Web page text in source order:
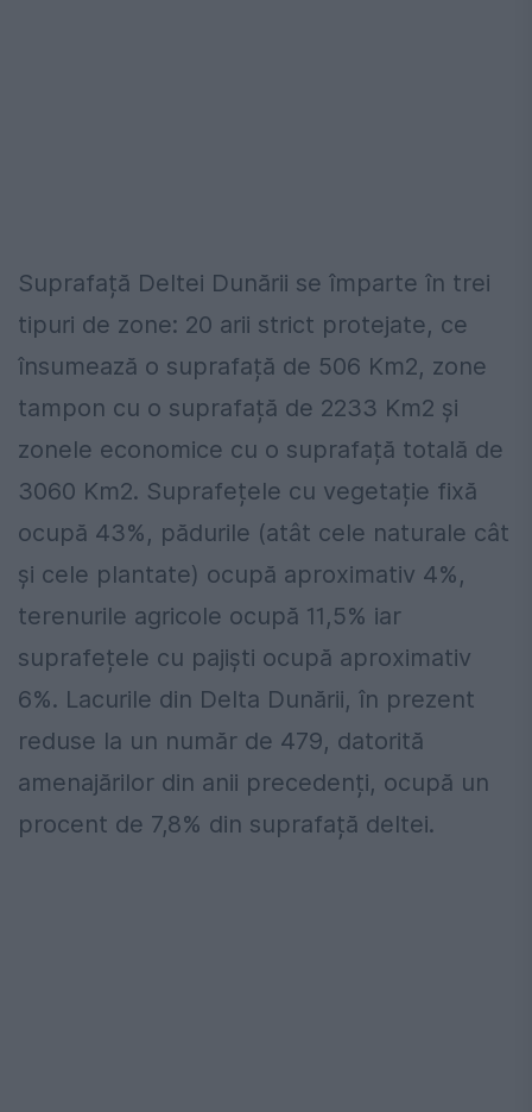
Suprafață Deltei Dunării se împarte în trei
tipuri de zone: 20 arii strict protejate, ce
însumează o suprafață de 506 Km2, zone
tampon cu o suprafață de 2233 Km2 și
zonele economice cu o suprafață totală de
3060 Km2. Suprafețele cu vegetație fixă
ocupă 43%, pădurile (atât cele naturale cât
și cele plantate) ocupă aproximativ 4%,
terenurile agricole ocupă 11,5% iar
suprafețele cu pajiști ocupă aproximativ
6%. Lacurile din Delta Dunării, în prezent
reduse la un număr de 479, datorită
amenajărilor din anii precedenți, ocupă un
procent de 7,8% din suprafață deltei.